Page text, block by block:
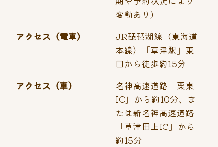
変動あり）
アクセス（電車）
JR琵琶湖線（東海道
本線）「草津駅」東
口から徒歩約15分
アクセス（車）
名神高速道路「栗東
IC」から約10分、ま
たは新名神高速道路
「草津田上IC」から
約15分